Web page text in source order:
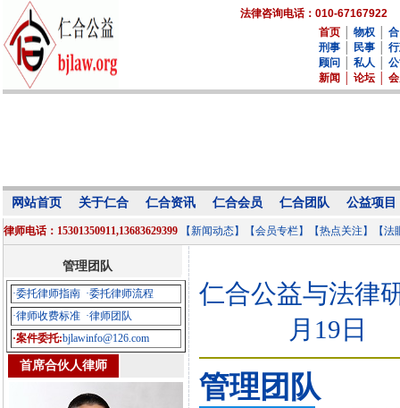
法律咨询电话：010-67167922
首页
物权
刑事
民事
顾问
私人
新闻
论坛
网站首页 关于仁合 仁合资讯 仁合会员 仁合团队 公益项目
律师电话：15301350911,13683629399 【新闻动态】 【会员专栏】 【热点关注】 【
管理团队
·委托律师指南 ·委托律师流程
·律师收费标准 ·律师团队
·案件委托:bjlawinfo@126.com
首席合伙人律师
仁合公益与法律
月19日
管理团队